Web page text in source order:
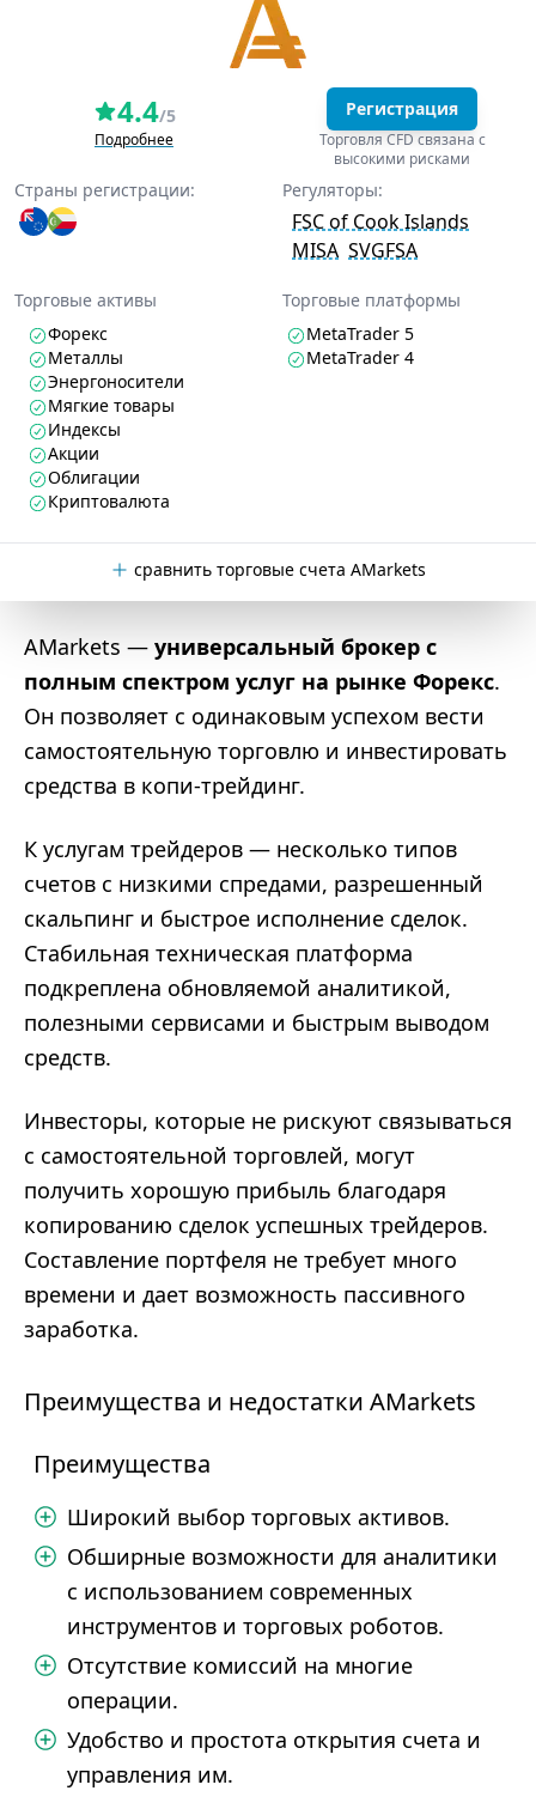
4.4/5
Подробнее
Регистрация
Торговля CFD связана с
высокими рисками
Страны регистрации: Регуляторы:
FSC of Cook Islands
MISA SVGFSA
Торговые активы
Форекс
Металлы
Энергоносители
Мягкие товары
Индексы
Акции
Облигации
Криптовалюта
Торговые платформы
MetaTrader 5
MetaTrader 4
сравнить торговые счета AMarkets
AMarkets — универсальный брокер с
полным спектром услуг на рынке Форекс.
Он позволяет с одинаковым успехом вести
самостоятельную торговлю и инвестировать
средства в копи-трейдинг.
К услугам трейдеров — несколько типов
счетов с низкими спредами, разрешенный
скальпинг и быстрое исполнение сделок.
Стабильная техническая платформа
подкреплена обновляемой аналитикой,
полезными сервисами и быстрым выводом
средств.
Инвесторы, которые не рискуют связываться
с самостоятельной торговлей, могут
получить хорошую прибыль благодаря
копированию сделок успешных трейдеров.
Составление портфеля не требует много
времени и дает возможность пассивного
заработка.
Преимущества и недостатки AMarkets
Преимущества
Широкий выбор торговых активов.
Обширные возможности для аналитики
с использованием современных
инструментов и торговых роботов.
Отсутствие комиссий на многие
операции.
Удобство и простота открытия счета и
управления им.